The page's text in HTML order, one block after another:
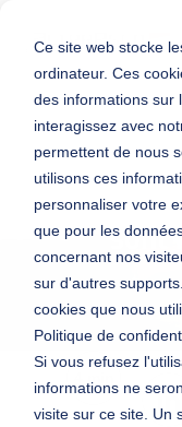
Ce site web stocke
ordinateur. Ces
des informations sur
interagissez avec
permettent de nous
utilisons ces
personnaliser votre
que pour les
concernant nos
sur d'autres
cookies que nous
Politique de
Si vous refusez
informations ne
visite sur ce site. Un
SOLUTIONS POUR
RÉHABILITATION
sont